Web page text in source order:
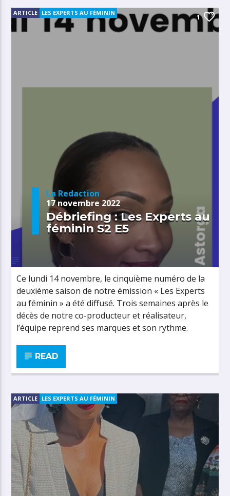
ARTICLE LES EXPERTS AU FÉMININ 1
La Redaction
17 novembre 2022
Débriefing : Les Experts au
féminin S2 E5
Ce lundi 14 novembre, le cinquième numéro de la
deuxième saison de notre émission « Les Experts
au féminin » a été diffusé. Trois semaines après le
décès de notre co-producteur et réalisateur,
l’équipe reprend ses marques et son rythme.
READ
ARTICLE LES EXPERTS AU FÉMININ